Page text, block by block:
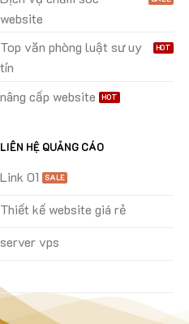
website
Top văn phòng luật sư uy
tín
nâng cấp website
LIÊN HỆ QUẢNG CÁO
Link 01
Thiết kế website giá rẻ
server vps